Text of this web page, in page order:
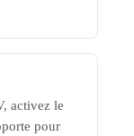
activez le
pour